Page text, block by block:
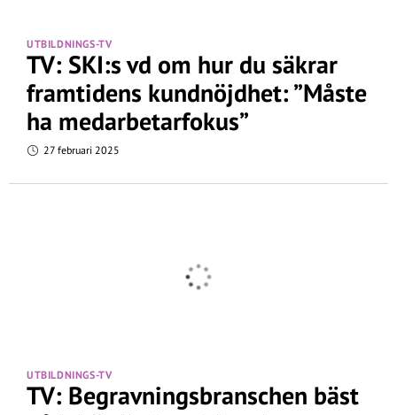
UTBILDNINGS-TV
TV: SKI:s vd om hur du säkrar
framtidens kundnöjdhet: ”Måste
ha medarbetarfokus”
27 februari 2025
UTBILDNINGS-TV
TV: Begravningsbranschen bäst